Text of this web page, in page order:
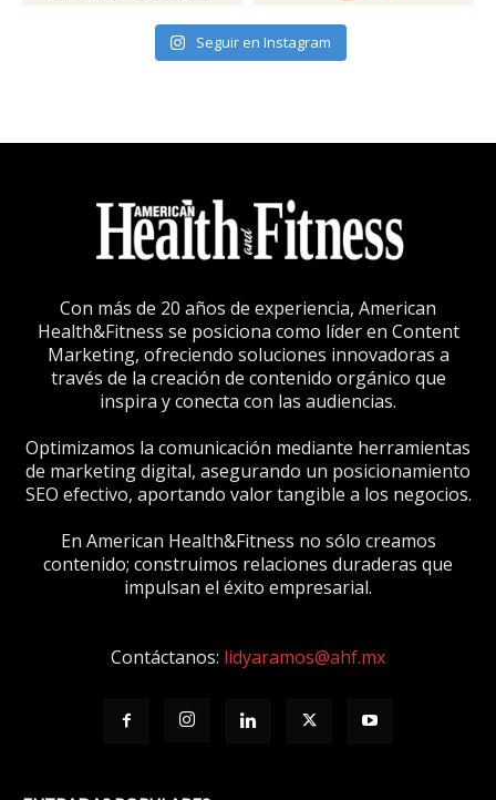
Seguir en Instagram
Con más de 20 años de experiencia, American
Health&Fitness se posiciona como líder en Content
Marketing, ofreciendo soluciones innovadoras a
través de la creación de contenido orgánico que
inspira y conecta con las audiencias.
Optimizamos la comunicación mediante herramientas
de marketing digital, asegurando un posicionamiento
SEO efectivo, aportando valor tangible a los negocios.
En American Health&Fitness no sólo creamos
contenido; construimos relaciones duraderas que
impulsan el éxito empresarial.
Contáctanos: lidyaramos@ahf.mx